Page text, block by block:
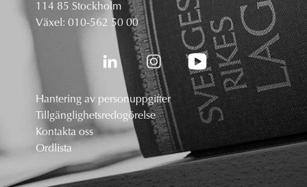
114 85 Stockholm
Växel: 010-562 50 00
Hantering av personuppgifter
Tillgänglighetsredogörelse
Kontakta oss
Ordlista